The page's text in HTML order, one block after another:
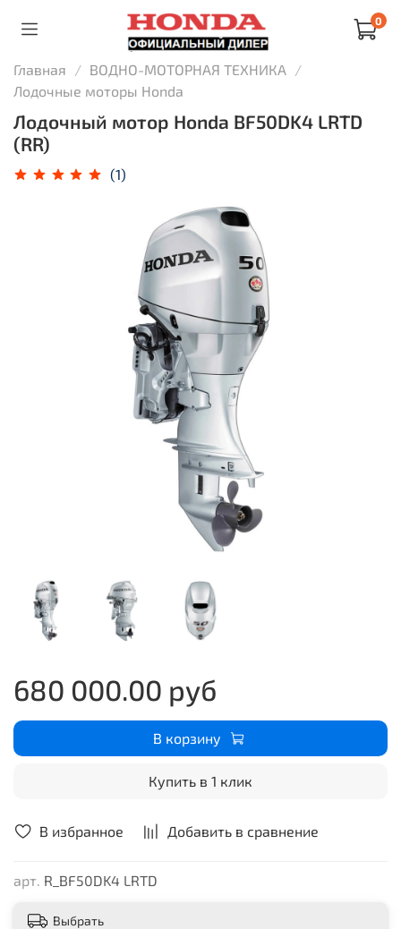
0
Главная
ВОДНО-МОТОРНАЯ ТЕХНИКА
Лодочные моторы Honda
Лодочный мотор Honda BF50DK4 LRTD
(RR)
(1)
В избранное Добавить в сравнение
арт. R_BF50DK4 LRTD
680 000.00 руб
В корзину
Купить в 1 клик
Выбрать